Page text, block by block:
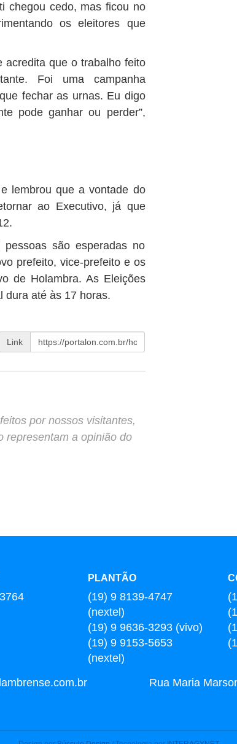
chegou cedo, mas ficou no
os eleitores que
acredita que o trabalho feito
Foi uma campanha
fechar as urnas. Eu digo
pode ganhar ou perder”,
lembrou que a vontade do
ao Executivo, já que
são esperadas no
prefeito, vice-prefeito e os
de Holambra. As Eleições
dura até às 17 horas.
Link
por nossos visitantes,
representam a opinião do
PLANTÃO
(19) 9 8139-4747
(nextel)
(19) 9 9636-3293 (vivo)
(19) 9 9153-5653
(nextel)
Rua Maria